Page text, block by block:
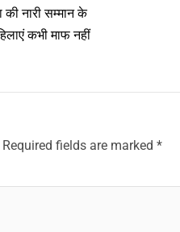
नारी सम्मान के
कभी माफ नहीं
Required fields are marked *